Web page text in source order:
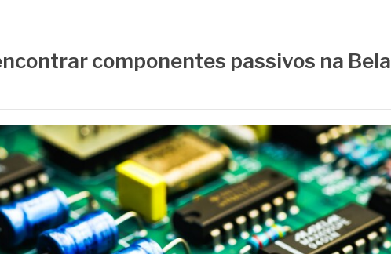
componentes passivos na Bela